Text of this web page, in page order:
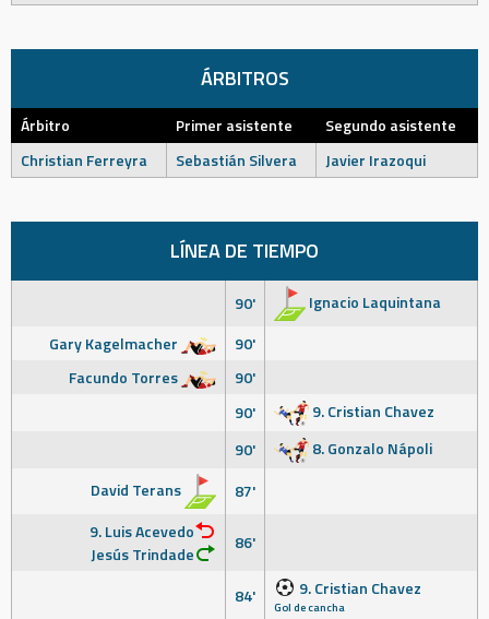
ÁRBITROS
Árbitro Primer asistente
Segundo asistente
Christian Ferreyra
Sebastián Silvera Javier Irazoqui
LÍNEA DE TIEMPO
90'
Ignacio Laquintana
Gary Kagelmacher
90'
Facundo Torres
90'
90'
9. Cristian Chavez
90'
8. Gonzalo Nápoli
David Terans
87'
9. Luis Acevedo
Jesús Trindade
86'
84' 9. Cristian Chavez
Gol de cancha